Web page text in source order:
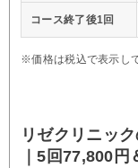
コース終了後1回
※価格は税込で表示し
リゼクリニッ
｜5回77,800